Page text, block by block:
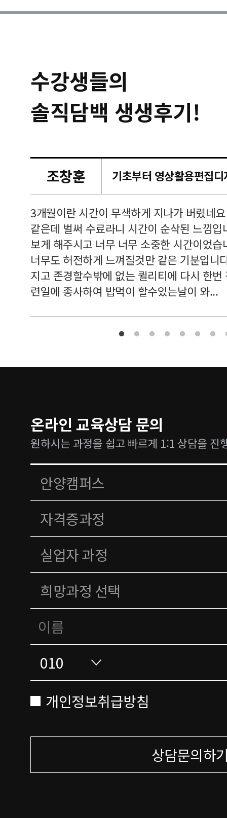
수강생들의
솔직담백 생생후기!
조창훈
3개월이란 시간이 무색하게 지나가 버렸네
같은데 벌써 수료라니 시간이 순삭된 느낌
보게 해주시고 너무 너무 소중한 시간이었
너무도 허전하게 느껴질것만 같은 기분입니
지고 존경할수밖에 없는 퀼리티에 다시 한
련일에 종사하여 밥먹이 할수있는날이 와...
온라인 교육상담 문의
원하시는 과정을 쉽고 빠르게 1:1 상담을 진
개인정보취급방침
상담문의하